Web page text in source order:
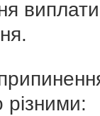
різними: